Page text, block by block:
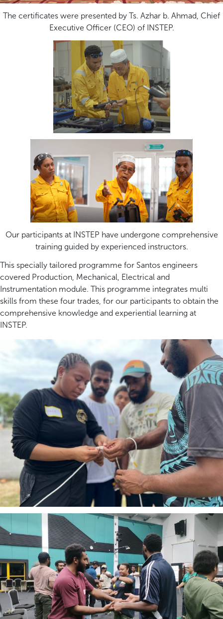
The certificates were presented by Ts. Azhar b. Ahmad, Chief
Executive Officer (CEO) of INSTEP.
Our participants at INSTEP have undergone comprehensive
training guided by experienced instructors.
This specially tailored programme for Santos engineers
covered Production, Mechanical, Electrical and
Instrumentation module. This programme integrates multi
skills from these four trades, for our participants to obtain the
comprehensive knowledge and experiential learning at
INSTEP.